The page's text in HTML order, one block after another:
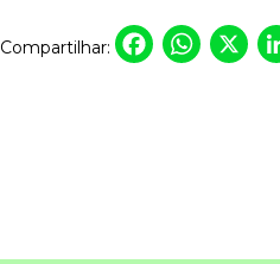
Compartilhar: X